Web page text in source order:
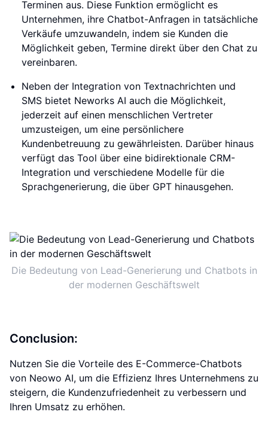
Terminen aus. Diese Funktion ermöglicht es
Unternehmen, ihre Chatbot-Anfragen in tatsächliche
Verkäufe umzuwandeln, indem sie Kunden die
Möglichkeit geben, Termine direkt über den Chat zu
vereinbaren.
Neben der Integration von Textnachrichten und
SMS bietet Neworks AI auch die Möglichkeit,
jederzeit auf einen menschlichen Vertreter
umzusteigen, um eine persönlichere
Kundenbetreuung zu gewährleisten. Darüber hinaus
verfügt das Tool über eine bidirektionale CRM-
Integration und verschiedene Modelle für die
Sprachgenerierung, die über GPT hinausgehen.
Die Bedeutung von Lead-Generierung und Chatbots in
der modernen Geschäftswelt
Conclusion:
Nutzen Sie die Vorteile des E-Commerce-Chatbots
von Neowo AI, um die Effizienz Ihres Unternehmens zu
steigern, die Kundenzufriedenheit zu verbessern und
Ihren Umsatz zu erhöhen.